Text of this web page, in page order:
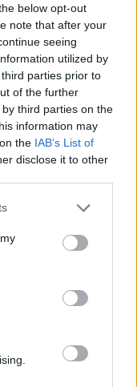
below opt-out
note that after your
seeing
utilized by
parties prior to
of the further
third parties on the
information may
the IAB’s List of
disclose it to other
or more Google
You may click to
third-party tags to
in below Google
zakonika je
spodbujanje
z žaljivimi,
vsebinami bodo
turizem